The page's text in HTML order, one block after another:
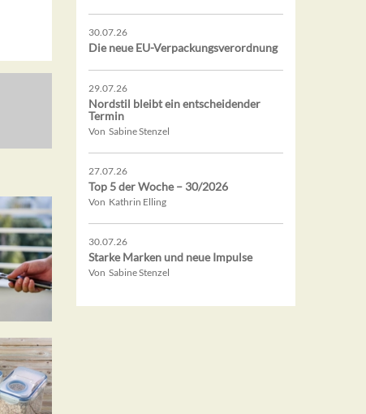
30.07.26
Die neue EU-Verpackungsverordnung
29.07.26
Nordstil bleibt ein entscheidender
Termin
Von Sabine Stenzel
27.07.26
Top 5 der Woche – 30/2026
Von Kathrin Elling
30.07.26
Starke Marken und neue Impulse
Von Sabine Stenzel